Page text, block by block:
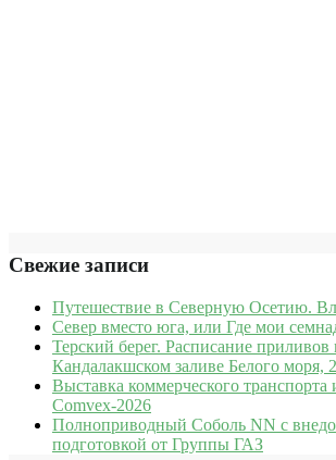
Свежие записи
Путешествие в Северную Осетию.
Север вместо юга, или Где мои
Терский берег. Расписание приливов
Кандалакшском заливе Белого моря,
Выставка коммерческого транспорта
Comvex-2026
Полноприводный Соболь NN с
подготовкой от Группы ГАЗ